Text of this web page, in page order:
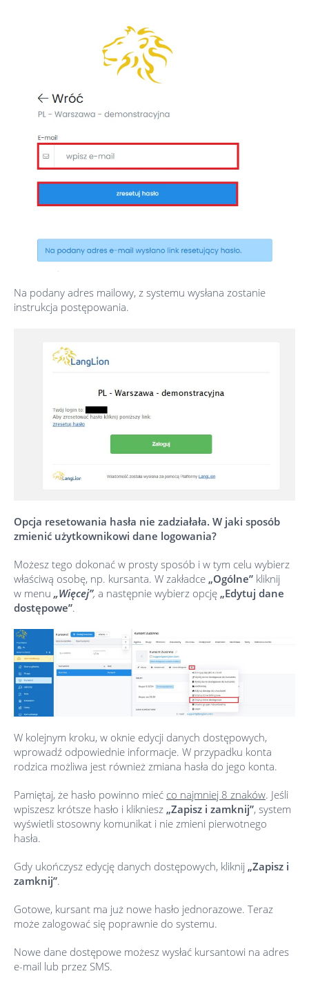
Na podany adres mailowy, z systemu wysłana zostanie
instrukcja postępowania.
Opcja resetowania hasła nie zadziałała. W jaki sposób
zmienić użytkownikowi dane logowania?
Możesz tego dokonać w prosty sposób i w tym celu wybierz
właściwą osobę, np. kursanta. W zakładce „Ogólne” kliknij
w menu „Więcej”, a następnie wybierz opcję „Edytuj dane
dostępowe”.
W kolejnym kroku, w oknie edycji danych dostępowych,
wprowadź odpowiednie informacje. W przypadku konta
rodzica możliwa jest również zmiana hasła do jego konta.
Pamiętaj, że hasło powinno mieć co najmniej 8 znaków. Jeśli
wpiszesz krótsze hasło i klikniesz „Zapisz i zamknij”, system
wyświetli stosowny komunikat i nie zmieni pierwotnego
hasła.
Gdy ukończysz edycję danych dostępowych, kliknij „Zapisz i
zamknij”.
Gotowe, kursant ma już nowe hasło jednorazowe. Teraz
może zalogować się poprawnie do systemu.
Nowe dane dostępowe możesz wysłać kursantowi na adres
e-mail lub przez SMS.